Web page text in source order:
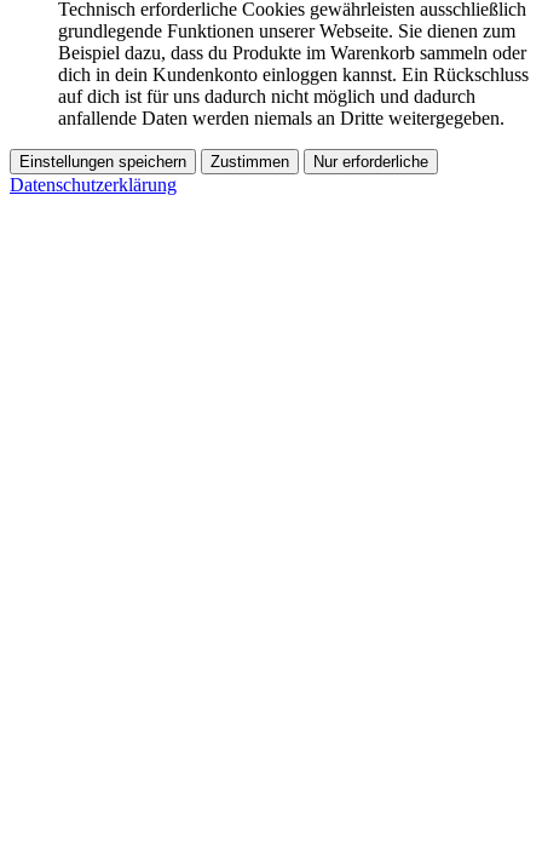
Technisch erforderliche Cookies gewährleisten ausschließlich
grundlegende Funktionen unserer Webseite. Sie dienen zum
Beispiel dazu, dass du Produkte im Warenkorb sammeln oder
dich in dein Kundenkonto einloggen kannst. Ein Rückschluss
auf dich ist für uns dadurch nicht möglich und dadurch
anfallende Daten werden niemals an Dritte weitergegeben.
Einstellungen speichern Zustimmen Nur erforderliche
Datenschutzerklärung